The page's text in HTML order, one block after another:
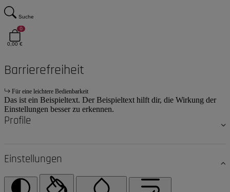
Suche
0
0,00 €
Barrierefreiheit
Für eine leichtere Bedienbarkeit
Das ist ein Beispieltext. Der Beispieltext hilft dir, die Wirkung der
Einstellungen besser zu erkennen.
Profile
Einstellungen